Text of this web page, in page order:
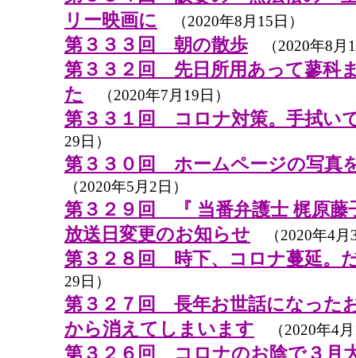
リー映画に （2020年8月15日）
第３３３回 朝の散歩 （2020年8月
第３３２回 先日所用あって蓼科
た
（2020年7月19日）
第３３１回 コロナ対策。手拭い
29日）
第３３０回 ホームページの写真
（2020年5月2日）
第３２９回 『 当番弁護士 梶原藤
放送日変更のお知らせ （2020年4月
第３２８回 時下、コロナ蔓延。
29日）
第３２７回 長年お世話になった
から消えてしまいます （2020年4月
第３２６回 コロナのお陰で３月